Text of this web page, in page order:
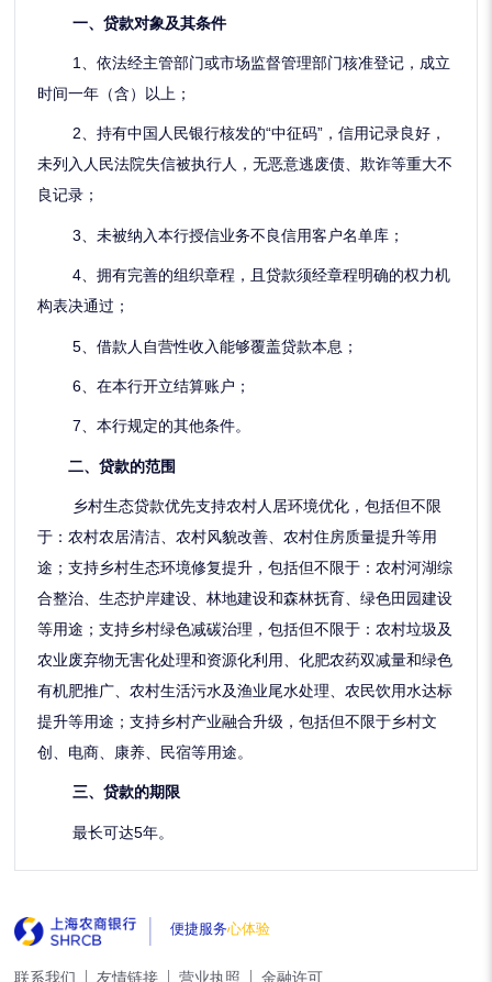
一、贷款对象及其条件
1、依法经主管部门或市场监督管理部门核准登记，成立
时间一年（含）以上；
2、持有中国人民银行核发的“中征码”，信用记录良好，
未列入人民法院失信被执行人，无恶意逃废债、欺诈等重大不
良记录；
3、未被纳入本行授信业务不良信用客户名单库；
4、拥有完善的组织章程，且贷款须经章程明确的权力机
构表决通过；
5、借款人自营性收入能够覆盖贷款本息；
6、在本行开立结算账户；
7、本行规定的其他条件。
二、贷款的范围
乡村生态贷款优先支持农村人居环境优化，包括但不限
于：农村农居清洁、农村风貌改善、农村住房质量提升等用
途；支持乡村生态环境修复提升，包括但不限于：农村河湖综
合整治、生态护岸建设、林地建设和森林抚育、绿色田园建设
等用途；支持乡村绿色减碳治理，包括但不限于：农村垃圾及
农业废弃物无害化处理和资源化利用、化肥农药双减量和绿色
有机肥推广、农村生活污水及渔业尾水处理、农民饮用水达标
提升等用途；支持乡村产业融合升级，包括但不限于乡村文
创、电商、康养、民宿等用途。
三、贷款的期限
最长可达5年。
便捷服务心体验
联系我们 友情链接 营业执照 金融许可